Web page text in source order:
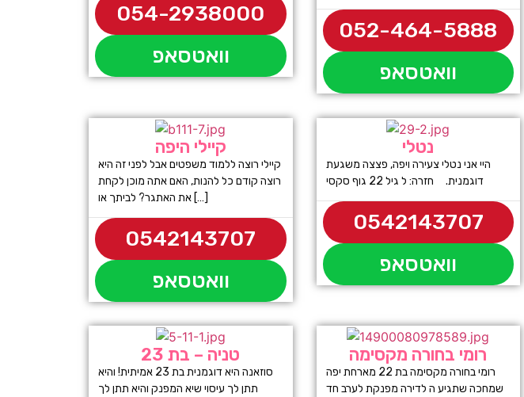
054-2938000
וואטסאפ
052-464-5888
וואטסאפ
קיילי היפה
קיילי רוצה ללמוד משפטים אבל לפני זה היא
רוצה קודם כל להנות, האם אתה מוכן לקחת
את האתגר? לביתך או […]
0542143707
וואטסאפ
נטלי
היי אני נטלי צעירה ויפה, פצצה משגעת
דוגמנית. חזרה: ל גיל 22 גוף סקסי
0542143707
וואטסאפ
טניה – בת 23
סוזאנה היא דוגמנית בת 23 אמיתית! והיא
תתן לך עיסוי שיא המפנק והיא תתן לך
רומי בחורה מקסימה
רומי בחורה מקסימה בת 22 מארחת יפה
שמחכה שתגיע ה לדירה מפנקת לערב חד